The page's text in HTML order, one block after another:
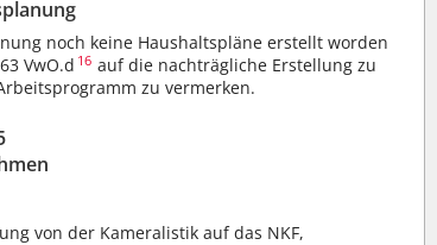
noch keine Haushaltspläne erstellt worden
VwO.d 16 auf die nachträgliche Erstellung zu
zu vermerken.
von der Kameralistik auf das NKF,